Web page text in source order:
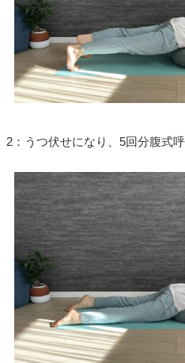
2：うつ伏せになり、5回分腹式呼